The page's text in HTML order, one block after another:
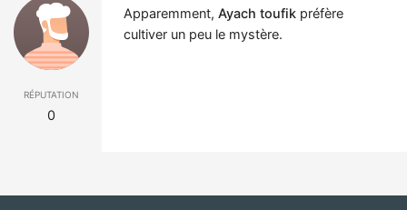
réputation
0
Apparemment, Ayach toufik préfère
cultiver un peu le mystère.